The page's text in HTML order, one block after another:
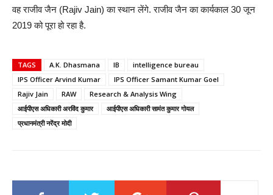
वह राजीव जैन (Rajiv Jain) का स्थान लेंगे. राजीव जैन का कार्यकाल 30 जून
2019 को पूरा हो रहा है.
TAGS A.K. Dhasmana IB
intelligence bureau
IPS Officer Arvind Kumar
IPS Officer Samant Kumar Goel
Rajiv Jain
RAW
Research & Analysis Wing
आईपीएस अधिकारी अरविंद कुमार
आईपीएस अधिकारी सामंत कुमार गोयल
प्रधानमंत्री नरेंद्र मोदी